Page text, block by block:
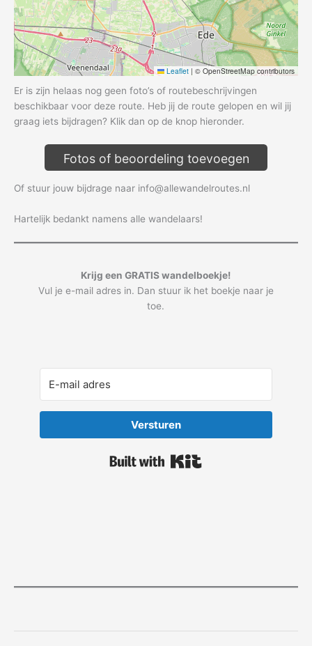
Leaflet | © OpenStreetMap contributors
Er is zijn helaas nog geen foto’s of routebeschrijvingen
beschikbaar voor deze route. Heb jij de route gelopen en wil jij
graag iets bijdragen? Klik dan op de knop hieronder.
Fotos of beoordeling toevoegen
Of stuur jouw bijdrage naar info@allewandelroutes.nl
Hartelijk bedankt namens alle wandelaars!
Krijg een GRATIS wandelboekje!
Vul je e-mail adres in. Dan stuur ik het boekje naar je
toe.
Versturen